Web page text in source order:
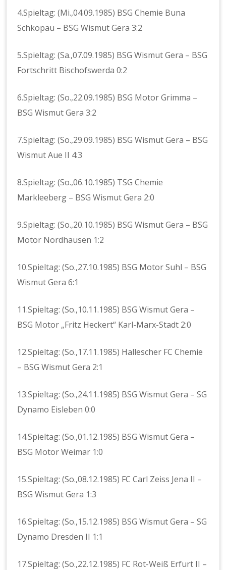
4.Spieltag: (Mi.,04.09.1985) BSG Chemie Buna
Schkopau – BSG Wismut Gera 3:2
5.Spieltag: (Sa.,07.09.1985) BSG Wismut Gera – BSG
Fortschritt Bischofswerda 0:2
6.Spieltag: (So.,22.09.1985) BSG Motor Grimma –
BSG Wismut Gera 3:2
7.Spieltag: (So.,29.09.1985) BSG Wismut Gera – BSG
Wismut Aue II 4:3
8.Spieltag: (So.,06.10.1985) TSG Chemie
Markleeberg – BSG Wismut Gera 2:0
9.Spieltag: (So.,20.10.1985) BSG Wismut Gera – BSG
Motor Nordhausen 1:2
10.Spieltag: (So.,27.10.1985) BSG Motor Suhl – BSG
Wismut Gera 6:1
11.Spieltag: (So.,10.11.1985) BSG Wismut Gera –
BSG Motor „Fritz Heckert“ Karl-Marx-Stadt 2:0
12.Spieltag: (So.,17.11.1985) Hallescher FC Chemie
– BSG Wismut Gera 2:1
13.Spieltag: (So.,24.11.1985) BSG Wismut Gera – SG
Dynamo Eisleben 0:0
14.Spieltag: (So.,01.12.1985) BSG Wismut Gera –
BSG Motor Weimar 1:0
15.Spieltag: (So.,08.12.1985) FC Carl Zeiss Jena II –
BSG Wismut Gera 1:3
16.Spieltag: (So.,15.12.1985) BSG Wismut Gera – SG
Dynamo Dresden II 1:1
17.Spieltag: (So.,22.12.1985) FC Rot-Weiß Erfurt II –